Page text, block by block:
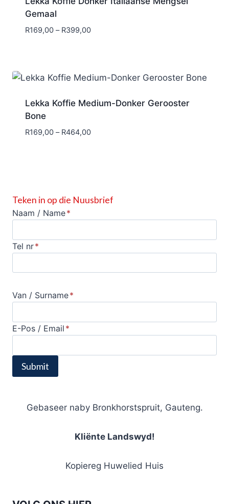
Gemaal
R169,00 – R399,00Price
R399,00
Lekka Koffie Medium-Donker Gerooster
Bone
R169,00 – R464,00Price
Teken in op die Nuusbrief
Naam / Name*
Tel nr*
Van / Surname*
E-Pos / Email *
Submit
Gebaseer naby Bronkhorstspruit, Gauteng.
Kliënte Landswyd!
Kopiereg Huwelied Huis